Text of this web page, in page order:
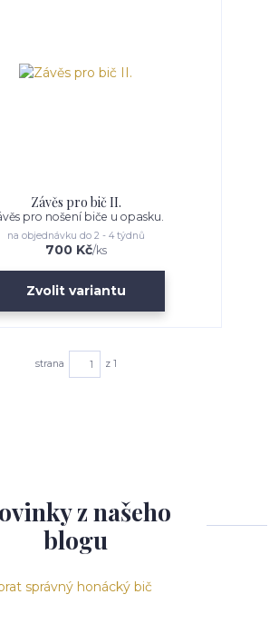
Závěs pro bič II.
pro nošení biče u opasku.
700 Kč/ks
na objednávku do 2 - 4 týdnů
Zvolit variantu
strana z 1
z našeho
blogu